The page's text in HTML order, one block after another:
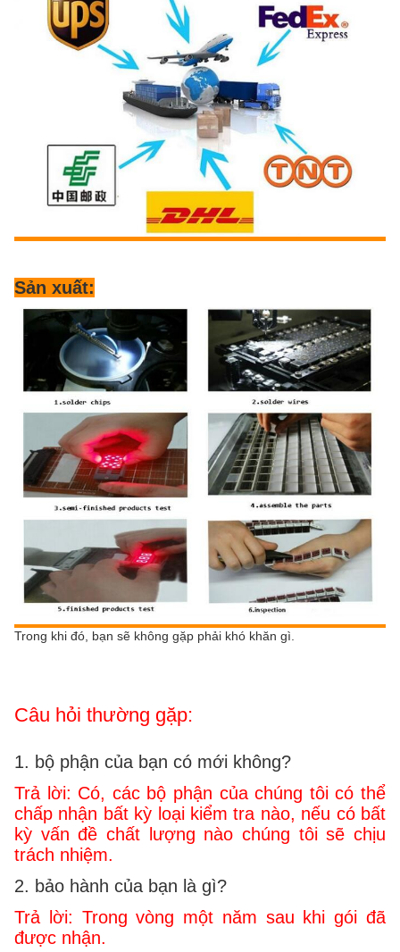
Sản xuất:
Trong khi đó, bạn sẽ không gặp phải khó khăn gì.
Câu hỏi thường gặp:
1. bộ phận của bạn có mới không?
Trả lời: Có, các bộ phận của chúng tôi có thể
chấp nhận bất kỳ loại kiểm tra nào, nếu có bất
kỳ vấn đề chất lượng nào chúng tôi sẽ chịu
trách nhiệm.
2. bảo hành của bạn là gì?
Trả lời: Trong vòng một năm sau khi gói đã
được nhận.